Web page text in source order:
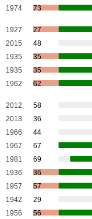
1974 73
1927
27
2015
48
1935
35
1935
35
1962 62
2012
58
2013
36
1966
44
1967
67
1981
69
1936
36
1957
57
1942
29
1956
56